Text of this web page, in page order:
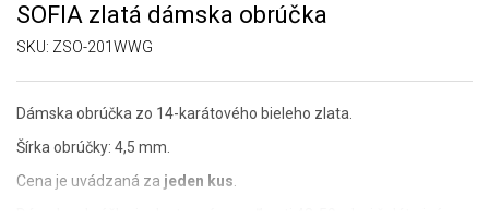
SOFIA zlatá dámska obrúčka
SKU: ZSO-201WWG
Dámska obrúčka zo 14-karátového bieleho zlata.
Šírka obrúčky: 4,5 mm.
Cena je uvádzaná za jeden kus